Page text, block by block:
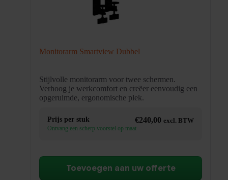
Monitorarm Smartview Dubbel
Stijlvolle monitorarm voor twee schermen.
Verhoog je werkcomfort en creëer eenvoudig een
opgeruimde, ergonomische plek.
Prijs per stuk €240,00 excl. BTW
Ontvang een scherp voorstel op maat
Toevoegen aan uw offerte